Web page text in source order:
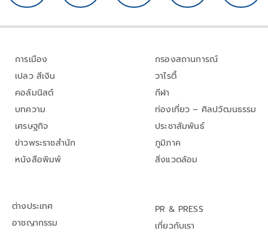
การเมือง
เปลว สีเงิน
คอลัมนิสต์
บทความ
เศรษฐกิจ
ข่าวพระราชสำนัก
หนังสือพิมพ์
กรองสถานการณ์
วาไรตี้
กีฬา
ท่องเที่ยว – ศิลปวัฒนธรรม
ประชาสัมพันธ์
ภูมิภาค
สิ่งแวดล้อม
ต่างประเทศ
อาชญากรรม
PR & PRESS
เกี่ยวกับเรา